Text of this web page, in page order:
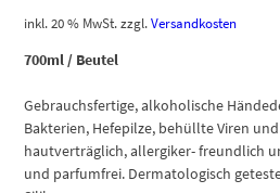
inkl. 20 % MwSt. zzgl.Versandkosten
700ml / Beutel
Gebrauchsfertige, alkoholische
Bakterien, Hefepilze, behüllte Viren
hautverträglich, allergiker- freundlich
und parfumfrei. Dermatologisch